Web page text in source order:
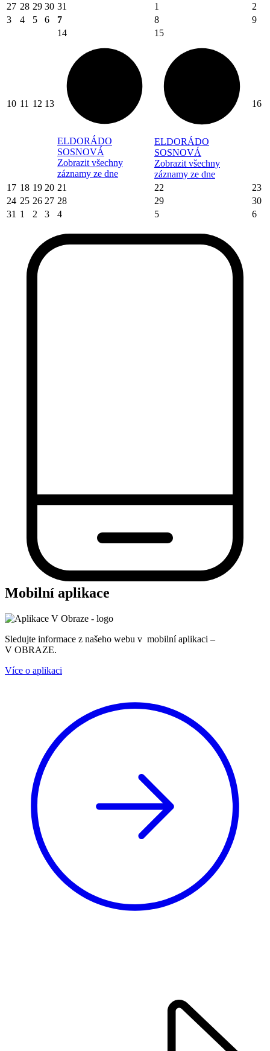
27 28 29 30 31 1
2
3
4 5 6 7 8 9
10 11 12 13
14
ELDORÁDO
SOSNOVÁ
Zobrazit všechny
záznamy ze dne
15
ELDORÁDO
SOSNOVÁ
Zobrazit všechny
záznamy ze dne
16
17 18 19 20 21 22
23
24 25 26 27 28 29
30
31 1 2 3 4 5 6
Mobilní aplikace
Sledujte informace z našeho webu v mobilní aplikaci –
V OBRAZE.
Více o aplikaci